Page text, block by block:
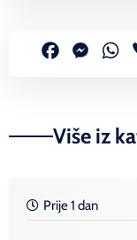
Facebook
Više iz
Prije 1 dan